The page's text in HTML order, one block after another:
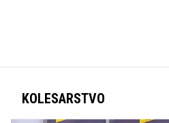
KOLESARSTVO